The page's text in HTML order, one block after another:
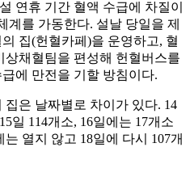
연휴 기간 혈액 수급에 차질이
계를 가동한다. 설날 당일을 제
집(헌혈카페)을 운영하고, 혈
채혈팀을 편성해 헌혈버스를
에 만전을 기할 방침이다.
은 날짜별로 차이가 있다. 14
일 114개소, 16일에는 17개소
열지 않고 18일에 다시 107개